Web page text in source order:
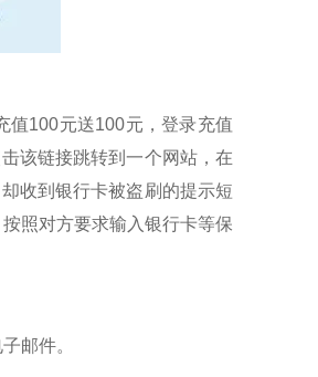
值100元送100元，登录充值
该链接跳转到一个网站，在
收到银行卡被盗刷的提示短
照对方要求输入银行卡等保
邮件。